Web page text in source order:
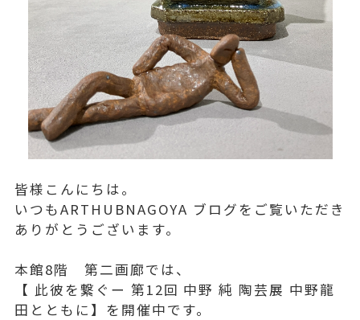
皆様こんにちは。
いつもARTHUBNAGOYA ブログをご覧いただき
ありがとうございます。
本館8階 第二画廊では、
【 此彼を繋ぐー 第12回 中野 純 陶芸展 中野龍
田とともに】を開催中です。